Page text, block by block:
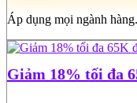
Áp dụng mọi ngành hàng.
Giảm 18% tối đa